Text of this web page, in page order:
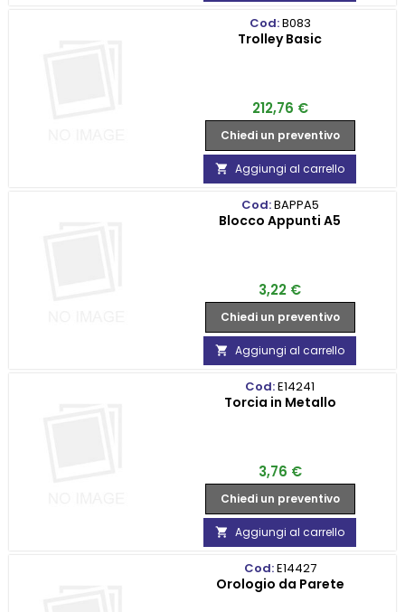
Cod:B083
Trolley Basic
Prezzo
212,76 €
Chiedi un preventivo
 Aggiungi al carrello
Cod:BAPPA5
Blocco Appunti A5
Prezzo
3,22 €
Chiedi un preventivo
 Aggiungi al carrello
Cod:E14241
Torcia in Metallo
Prezzo
3,76 €
Chiedi un preventivo
 Aggiungi al carrello
Cod:E14427
Orologio da Parete